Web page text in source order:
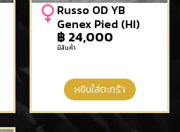
Russo OD YB
Genex Pied (HI)
฿ 24,000
มีสินค้า
หยิบใส่ตะกร้า